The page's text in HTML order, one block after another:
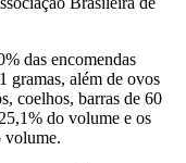
das encomendas
gramas, além de ovos
coelhos, barras de 60
do volume e os
volume.